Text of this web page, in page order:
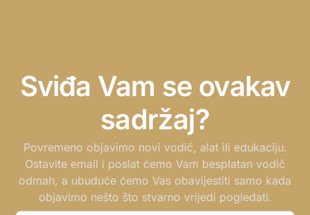
Sviđa Vam se ovakav
sadržaj?
Povremeno objavimo novi vodič, alat ili edukaciju.
Ostavite email i poslat ćemo Vam besplatan vodič
odmah, a ubuduće ćemo Vas obavijestiti samo kada
objavimo nešto što stvarno vrijedi pogledati.